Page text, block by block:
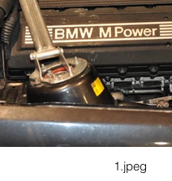
→Budowa "zimnego"
dolotowego
→Doposażenie w układ
adaptacja pod
hamulcowy z E36 M3
→Wymiana zbiornika
→Naprawa układu
1.jpeg